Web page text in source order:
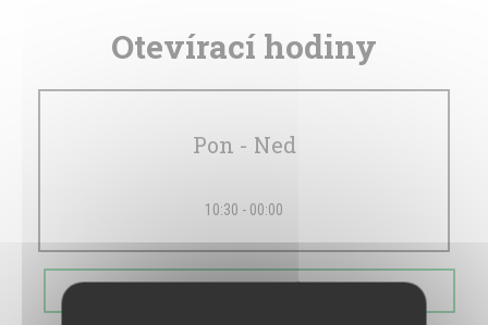
Otevírací hodiny
Pon - Ned
10:30 - 00:00